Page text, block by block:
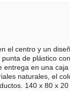
el centro y un
de plástico
entrega en una caja
naturales, el
140 x 80 x 20